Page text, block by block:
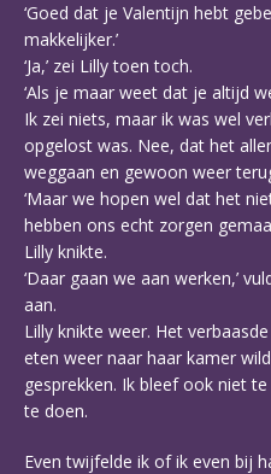
‘Goed dat je Valentijn hebt
makkelijker.’
‘Ja,’ zei Lilly toen toch.
‘Als je maar weet dat je altijd
Ik zei niets, maar ik was wel
opgelost was. Nee, dat het
weggaan en gewoon weer
‘Maar we hopen wel dat het
hebben ons echt zorgen
Lilly knikte.
‘Daar gaan we aan werken,’
aan.
Lilly knikte weer. Het
eten weer naar haar kamer
gesprekken. Ik bleef ook niet
te doen.
Even twijfelde ik of ik even bij